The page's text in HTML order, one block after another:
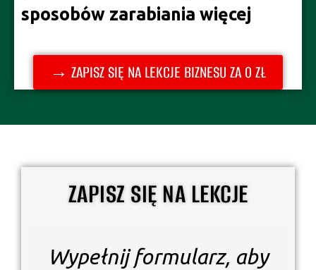
sposobów zarabiania więcej
→ ZAPISZ SIĘ NA LEKCJE BIZNESU ZA 0 ZŁ
ZAPISZ SIĘ NA LEKCJE
Wypełnij formularz, aby